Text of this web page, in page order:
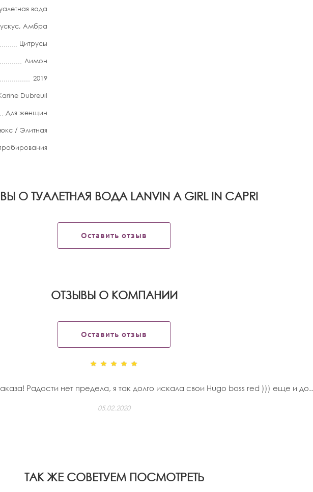
вода
, Амбра
Цитрусы
Лимон
2019
Dubreuil
Для женщин
/ Элитная
О ТУАЛЕТНАЯ ВОДА LANVIN A GIRL IN CAPRI
Оставить отзыв
OТЗЫВЫ О КОМПАНИИ
Оставить отзыв
Радости нет предела, я так долго искала свои Hugo boss red ))) еще и до..
05.02.2020
ТАК ЖЕ СОВЕТУЕМ ПОСМОТРЕТЬ